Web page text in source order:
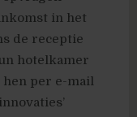
in het
de receptie
hotelkamer
hen per e-mail